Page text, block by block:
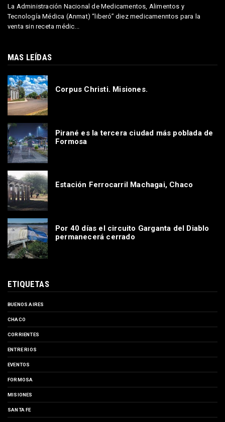
La Administración Nacional de Medicamentos, Alimentos y
Tecnología Médica (Anmat) “liberó” diez medicamenntos para la
venta sin receta médic...
MAS LEÍDAS
Corpus Christi. Misiones.
Pirané es la tercera ciudad más poblada de
Formosa
Estación Ferrocarril Machagai, Chaco
Por 40 días el circuito Garganta del Diablo
permanecerá cerrado
ETIQUETAS
BUENOS AIRES
CHACO
CORRIENTES
ENTRE RIOS
EVENTOS
FORMOSA
MISIONES
SANTA FE